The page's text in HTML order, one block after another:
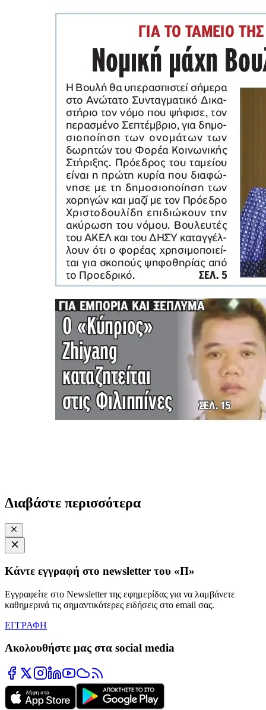
Διαβάστε περισσότερα
Κάντε εγγραφή στο newsletter του «Π»
Εγγραφείτε στο Newsletter της εφημερίδας για να λαμβάνετε
καθημερινά τις σημαντικότερες ειδήσεις στο email σας.
ΕΓΓΡΑΦΗ
Ακολουθήστε μας στα social media